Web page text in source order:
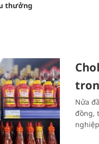
thưởng
Nửa
đồng,